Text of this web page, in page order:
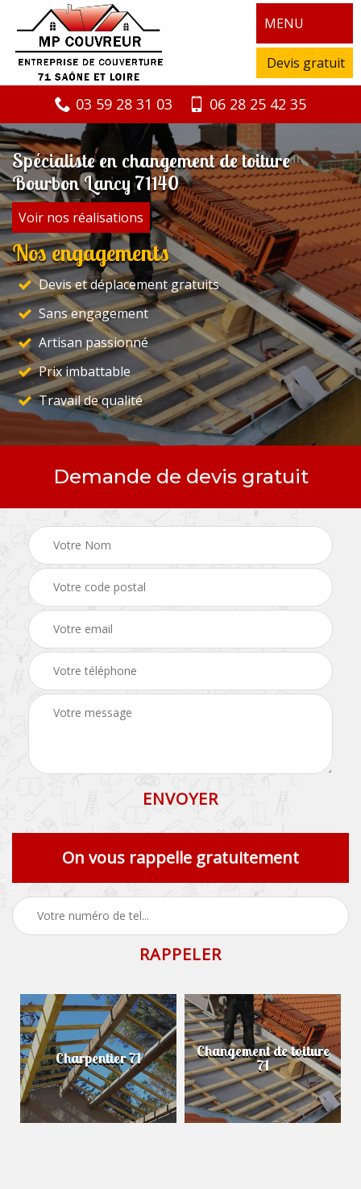
MENU
Devis gratuit
03 59 28 31 03 06 28 25 42 35
Spécialiste en changement de toiture
Bourbon Lancy 71140
Voir nos réalisations
Nos engagements
Devis et déplacement gratuits
Sans engagement
Artisan passionné
Prix imbattable
Travail de qualité
Demande de devis gratuit
On vous rappelle gratuitement
Charpentier 71 Changement de toiture
71